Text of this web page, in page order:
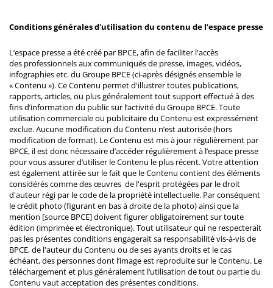
Conditions générales d'utilisation du contenu de l’espace presse
L’espace presse a été créé par BPCE, afin de faciliter l'accès
des professionnels aux communiqués de presse, images, vidéos,
infographies etc. du Groupe BPCE (ci-après désignés ensemble le
« Contenu »). Ce Contenu permet d'illustrer toutes publications,
rapports, articles, ou plus généralement tout support effectué à des
fins d’information du public sur l’activité du Groupe BPCE. Toute
utilisation commerciale ou publicitaire du Contenu est expressément
exclue. Aucune modification du Contenu n’est autorisée (hors
modification de format). Le Contenu est mis à jour régulièrement par
BPCE, il est donc nécessaire d’accéder régulièrement à l’espace presse
pour vous assurer d’utiliser le Contenu le plus récent. Votre attention
est également attirée sur le fait que le Contenu contient des éléments
considérés comme des œuvres de l'esprit protégées par le droit
d'auteur régi par le code de la propriété intellectuelle. Par conséquent
le crédit photo (figurant en bas à droite de la photo) ainsi que la
mention [source BPCE] doivent figurer obligatoirement sur toute
édition (imprimée et électronique). Tout utilisateur qui ne respecterait
pas les présentes conditions engagerait sa responsabilité vis-à-vis de
BPCE, de l'auteur du Contenu ou de ses ayants droits et le cas
échéant, des personnes dont l’image est reproduite sur le Contenu. Le
téléchargement et plus généralement l’utilisation de tout ou partie du
Contenu vaut acceptation des présentes conditions.